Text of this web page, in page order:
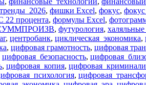
, фишки Excel, фокус,
процента, формулы Excel,
, футурология,
, центробанк, циклическая_экономика,
, цифровая грамотность, цифровая
цифровая_безопасность,
, цифровая_копия,
,